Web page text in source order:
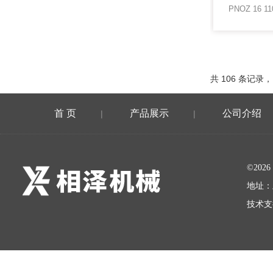
共 106 条记录
首 页 | 产品展示 | 公司介绍
地址
技术